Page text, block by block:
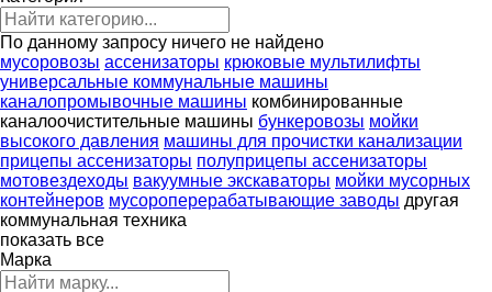
По данному запросу ничего не найдено
мусоровозы ассенизаторы крюковые мультилифты
универсальные коммунальные машины
каналопромывочные машины комбинированные
каналоочистительные машины бункеровозы мойки
высокого давления машины для прочистки канализации
прицепы ассенизаторы полуприцепы ассенизаторы
мотовездеходы вакуумные экскаваторы мойки мусорных
контейнеров мусороперерабатывающие заводы другая
коммунальная техника
показать все
Марка